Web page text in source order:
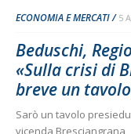
ECONOMIA E MERCATI 5
Beduschi,
«Sulla crisi di
breve un
Sarò un tavolo
vicenda Bresciangrana